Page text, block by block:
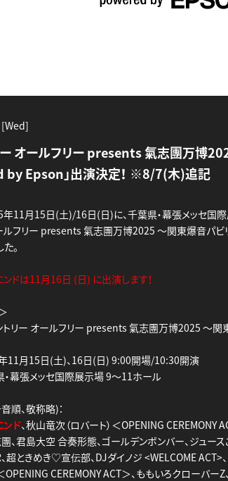
ー オールフリー presents 氣志團万博
Epson」出演決定！ ※8/7(木)追記
年11月15日(土)/16日(日)に、千葉県・幕張メッセ国
ルフリー presents 氣志團万博2025 ～関東爆音パ
。
ンドは11月16日 (日) に出演します！
トリー オールフリー presents 氣志團万博2025 ～
11月15日(土)、16日(日) 9:00開場/10:30開演
・幕張メッセ国際展示場 9～11ホール
順、敬称略)：
ンド、秋山竜次（ロバート）＜OPENING CEREMONY
、君島大空 合奏形態、ゴールデンボンバー、ジュー
超ときめき♡宣伝部、DJダイノジ <WELCOME ACT>
CEREMONY ACT＞、ももいろクローバー